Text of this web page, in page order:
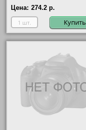
Цена: 274.2 р.
Купить